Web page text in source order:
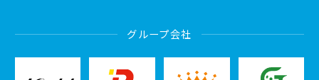
グループ会社